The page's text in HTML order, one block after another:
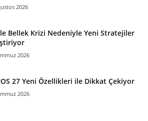
2026
Bellek Krizi Nedeniyle Yeni Stratejiler
2026
27 Yeni Özellikleri ile Dikkat Çekiyor
2026